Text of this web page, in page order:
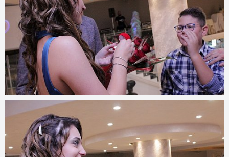
© 2022 www.djmfoto.it/2019